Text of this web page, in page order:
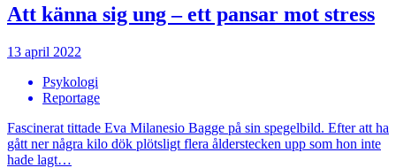
Att känna sig ung – ett pansar mot stress
13 april 2022
Psykologi
Reportage
Fascinerat tittade Eva Milanesio Bagge på sin spegelbild. Efter att ha
gått ner några kilo dök plötsligt flera ålderstecken upp som hon inte
hade lagt…